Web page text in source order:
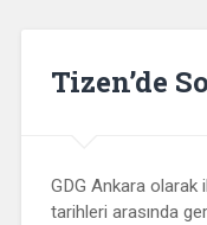
Tizen’de
GDG Ankara
tarihleri arasında